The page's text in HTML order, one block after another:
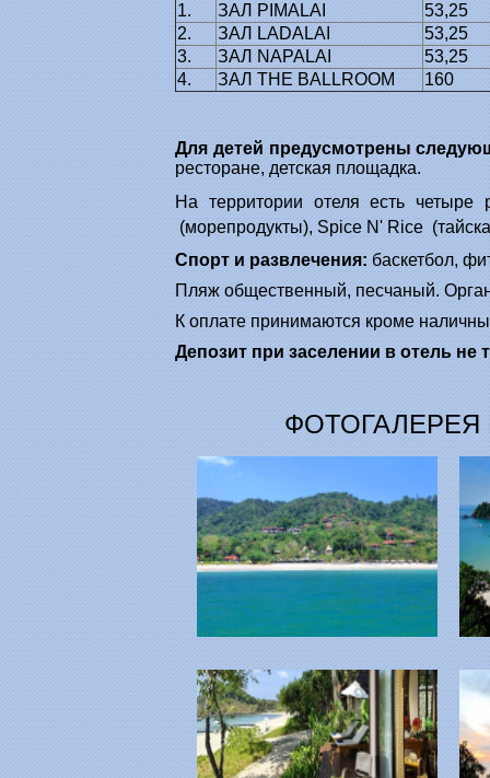
1. ЗАЛ PIMALAI
53,25
2.
ЗАЛ LADALAI
53,25
3.
ЗАЛ NAPALAI
53,25
4.
ЗАЛ THE BALLROOM 160
Для детей предусмотрены
ресторане, детская площадка.
На территории отеля есть
(морепродукты), Spice N' Rice
Спорт и развлечения: баскетбол,
Пляж общественный, песчаный.
К оплате принимаются кроме
Депозит при заселении в отель не
ФОТОГАЛЕРЕЯ